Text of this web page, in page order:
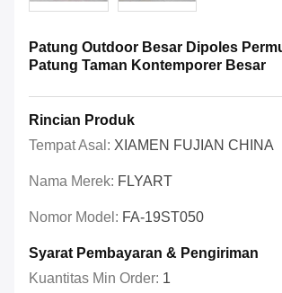
Patung Outdoor Besar Dipoles
Patung Taman Kontemporer Besar
Rincian Produk
Tempat Asal: XIAMEN FUJIAN CHINA
Nama Merek: FLYART
Nomor Model: FA-19ST050
Syarat Pembayaran & Pengiriman
Kuantitas Min Order: 1